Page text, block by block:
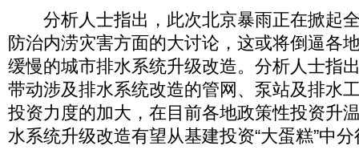
分析人士指出，此次北京暴雨正在掀起
防治内涝灾害方面的大讨论，这或将倒逼各
缓慢的城市排水系统升级改造。分析人士指
带动涉及排水系统改造的管网、泵站及排水
投资力度的加大，在目前各地政策性投资升
水系统升级改造有望从基建投资“大蛋糕”中